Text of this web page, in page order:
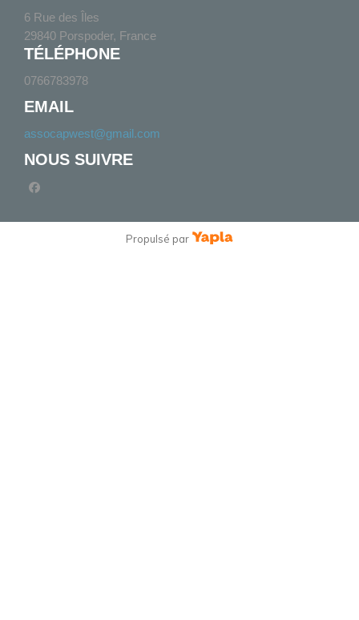
6 Rue des Îles
29840 Porspoder, France
TÉLÉPHONE
0766783978
EMAIL
assocapwest@gmail.com
NOUS SUIVRE
facebook
Propulsé par